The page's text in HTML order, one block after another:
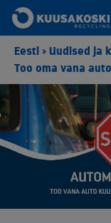
Eesti > Uudised ja
Too oma vana